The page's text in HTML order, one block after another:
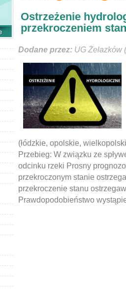
Ostrzeżenie
przekroczeniem
Dodane przez: UG Żelazków
(łódzkie, opolskie,
Przebieg: W związku ze
odcinku rzeki Prosny
przekroczonym stanie
przekroczenie stanu
Prawdopodobieństwo